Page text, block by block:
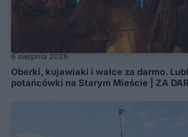
6 sierpnia 2026
Oberki, kujawiaki i walce za darmo.
potańcówki na Starym Mieście | ZA